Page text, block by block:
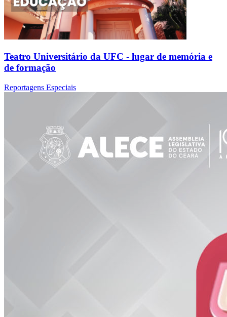
Teatro Universitário da UFC - lugar de memória e
de formação
Reportagens Especiais